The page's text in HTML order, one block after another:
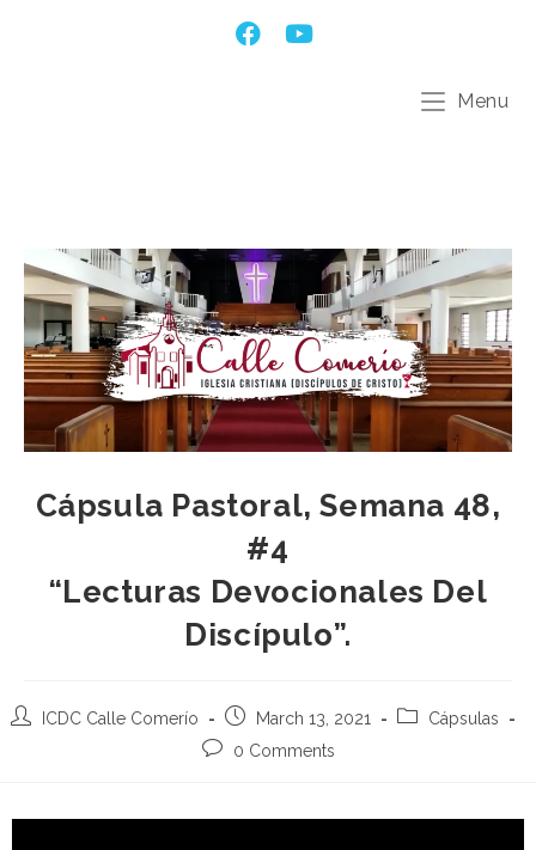
Menu
Cápsula Pastoral, Semana 48,
#4
“Lecturas Devocionales Del
Discípulo”.
ICDC Calle Comerío March 13, 2021
Cápsulas
0 Comments